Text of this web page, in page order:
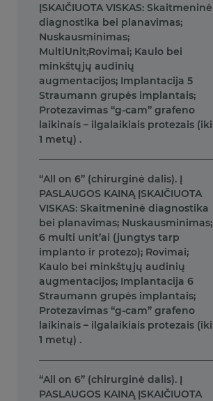
ĮSKAIČIUOTA VISKAS: Skaitmeninė
diagnostika bei planavimas;
Nuskausminimas;
MultiUnit;Rovimai; Kaulo bei
minkštųjų audinių
augmentacijos; Implantacija 5
Straumann grupės implantais;
Protezavimas “g-cam” grafeno
laikinais – ilgalaikiais protezais (iki
1 metų) .
“All on 6” (chirurginė dalis). Į
PASLAUGOS KAINĄ ĮSKAIČIUOTA
VISKAS: Skaitmeninė diagnostika
bei planavimas; Nuskausminimas;
6 multi unit’ai (jungtys tarp
implanto ir protezo); Rovimai;
Kaulo bei minkštųjų audinių
augmentacijos; Implantacija 6
Straumann grupės implantais;
Protezavimas “g-cam” grafeno
laikinais – ilgalaikiais protezais (iki
1 metų) .
“All on 6” (chirurginė dalis). Į
PASLAUGOS KAINĄ ĮSKAIČIUOTA